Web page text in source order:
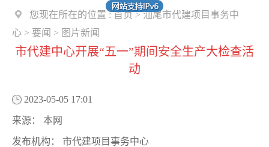
您现在所在的位置 :首页>汕尾市代建项目事务中
心 > 要闻 > 图片新闻
市代建中心开展“五一”期间安全生产大检查活
动
2023-05-05 17:01
来源： 本网
发布机构： 市代建项目事务中心